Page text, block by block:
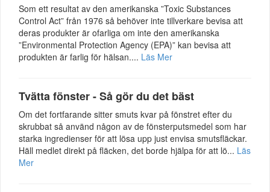
Som ett resultat av den amerikanska ”Toxic Substances
Control Act” från 1976 så behöver inte tillverkare bevisa att
deras produkter är ofarliga om inte den amerikanska
”Environmental Protection Agency (EPA)” kan bevisa att
produkten är farlig för hälsan.... Läs Mer
Tvätta fönster - Så gör du det bäst
Om det fortfarande sitter smuts kvar på fönstret efter du
skrubbat så använd någon av de fönsterputsmedel som har
starka ingredienser för att lösa upp just envisa smutsfläckar.
Häll medlet direkt på fläcken, det borde hjälpa för att lö... Läs
Mer